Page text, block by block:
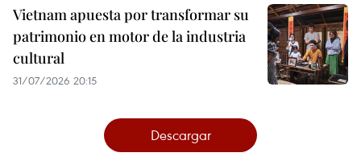
Vietnam apuesta por transformar su
patrimonio en motor de la industria
cultural
31/07/2026 20:15
Descargar